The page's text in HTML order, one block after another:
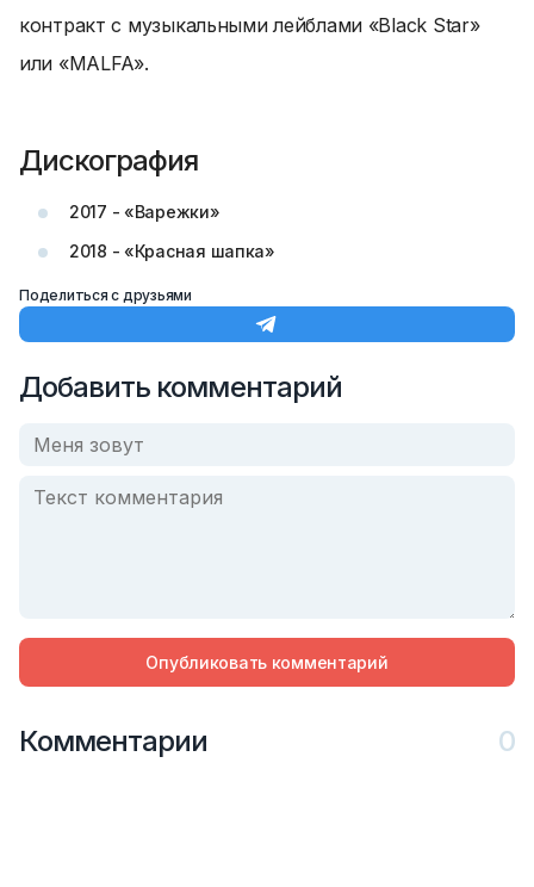
контракт с музыкальными лейблами «Black Star»
или «MALFA».
Дискография
2017 - «Варежки»
2018 - «Красная шапка»
Поделиться с друзьями
Добавить комментарий
Опубликовать комментарий
Комментарии 0